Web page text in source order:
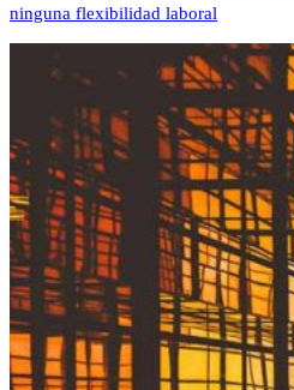
ninguna flexibilidad laboral